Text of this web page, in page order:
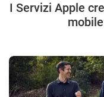
I Servizi Apple